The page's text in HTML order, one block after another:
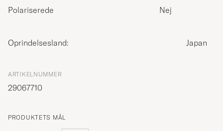
Polariserede
Nej
Oprindelsesland: Japan
ARTIKELNUMMER
29067710
PRODUKTETS MÅL